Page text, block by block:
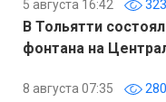
5 августа 16:42
В Тольятти
фонтана на
8 августа 07:35